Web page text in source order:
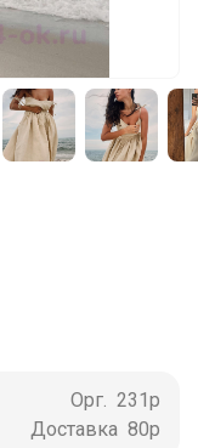
Орг.
231р
Доставка 80р
качества —1
всего за
оценят. А